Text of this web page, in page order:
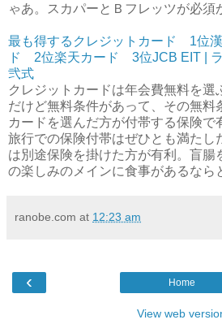
ゃあ。スカパーとＢフレッツが必須
最も得するクレジットカード 1位
ド 2位楽天カード 3位JCB EIT |
弐式
クレジットカードは年会費無料を選
だけど無料条件があって、その無料
カードを選んだ方が付帯する保険で
旅行での保険付帯はぜひとも満たし
は別途保険を掛けた方が有利。盲腸
の楽しみのメインに食事があるなら
ranobe.com at 12:23 am
‹ Home
View web